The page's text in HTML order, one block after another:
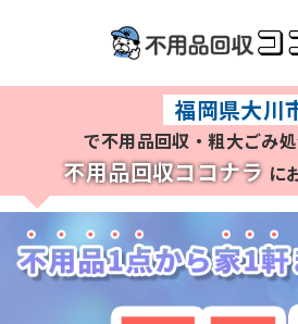
福岡県大川
で不用品回収・粗大ごみ
不用品回収ココナラ に
HOME
不用品・粗大
ごみ屋敷の
遺品整理・生
料金プラ